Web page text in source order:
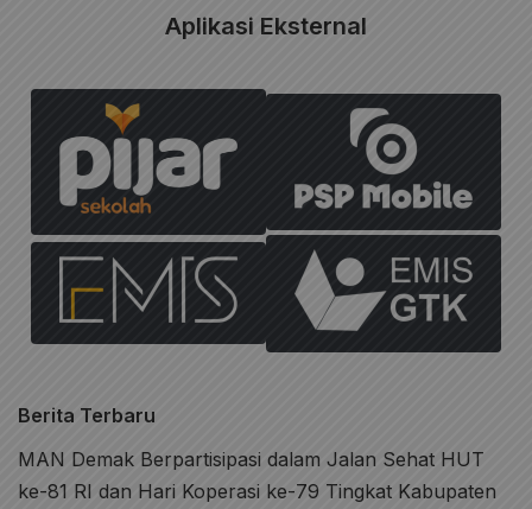
Aplikasi Eksternal
Berita Terbaru
MAN Demak Berpartisipasi dalam Jalan Sehat HUT
ke-81 RI dan Hari Koperasi ke-79 Tingkat Kabupaten